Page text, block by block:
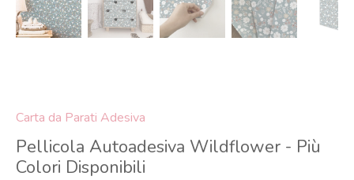
Carta da Parati Adesiva
Pellicola Autoadesiva Wildflower - Più
Colori Disponibili